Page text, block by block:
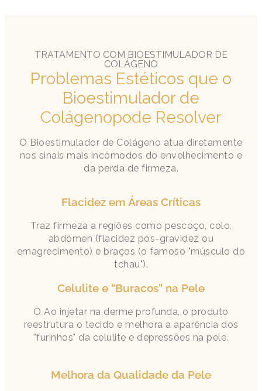
TRATAMENTO COM BIOESTIMULADOR DE
COLÁGENO
Problemas Estéticos que o
Bioestimulador de
Colágenopode Resolver
O Bioestimulador de Colágeno atua diretamente
nos sinais mais incômodos do envelhecimento e
da perda de firmeza.
Flacidez em Áreas Críticas
Traz firmeza a regiões como pescoço, colo,
abdômen (flacidez pós-gravidez ou
emagrecimento) e braços (o famoso "músculo do
tchau").
Celulite e “Buracos” na Pele
O Ao injetar na derme profunda, o produto
reestrutura o tecido e melhora a aparência dos
"furinhos" da celulite e depressões na pele.
Melhora da Qualidade da Pele